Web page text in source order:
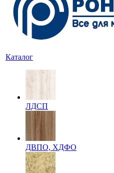
Каталог
ЛДСП
ДВПО, ХДФО